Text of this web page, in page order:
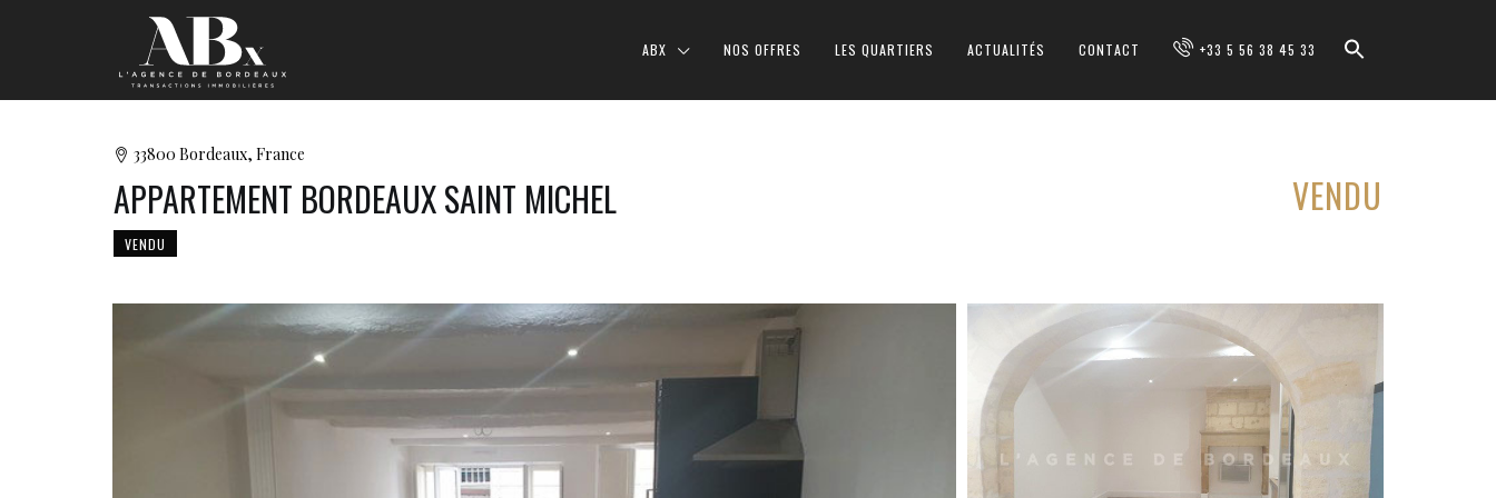
ABX NOS OFFRES LES QUARTIERS ACTUALITÉS CONTACT +33 5 56 38 45 33
33800 Bordeaux, France
APPARTEMENT BORDEAUX SAINT MICHEL VENDU
VENDU